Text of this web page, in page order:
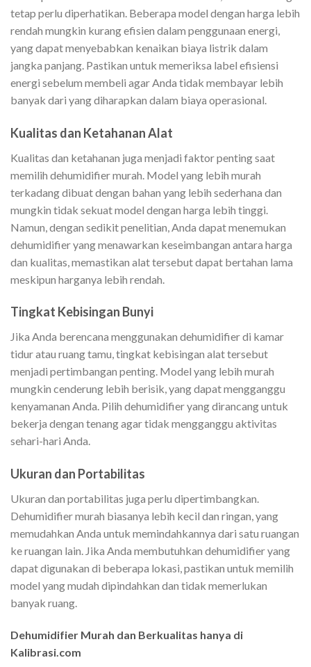
tetap perlu diperhatikan. Beberapa model dengan harga lebih
rendah mungkin kurang efisien dalam penggunaan energi,
yang dapat menyebabkan kenaikan biaya listrik dalam
jangka panjang. Pastikan untuk memeriksa label efisiensi
energi sebelum membeli agar Anda tidak membayar lebih
banyak dari yang diharapkan dalam biaya operasional.
Kualitas dan Ketahanan Alat
Kualitas dan ketahanan juga menjadi faktor penting saat
memilih dehumidifier murah. Model yang lebih murah
terkadang dibuat dengan bahan yang lebih sederhana dan
mungkin tidak sekuat model dengan harga lebih tinggi.
Namun, dengan sedikit penelitian, Anda dapat menemukan
dehumidifier yang menawarkan keseimbangan antara harga
dan kualitas, memastikan alat tersebut dapat bertahan lama
meskipun harganya lebih rendah.
Tingkat Kebisingan Bunyi
Jika Anda berencana menggunakan dehumidifier di kamar
tidur atau ruang tamu, tingkat kebisingan alat tersebut
menjadi pertimbangan penting. Model yang lebih murah
mungkin cenderung lebih berisik, yang dapat mengganggu
kenyamanan Anda. Pilih dehumidifier yang dirancang untuk
bekerja dengan tenang agar tidak mengganggu aktivitas
sehari-hari Anda.
Ukuran dan Portabilitas
Ukuran dan portabilitas juga perlu dipertimbangkan.
Dehumidifier murah biasanya lebih kecil dan ringan, yang
memudahkan Anda untuk memindahkannya dari satu ruangan
ke ruangan lain. Jika Anda membutuhkan dehumidifier yang
dapat digunakan di beberapa lokasi, pastikan untuk memilih
model yang mudah dipindahkan dan tidak memerlukan
banyak ruang.
Dehumidifier Murah dan Berkualitas hanya di
Kalibrasi.com